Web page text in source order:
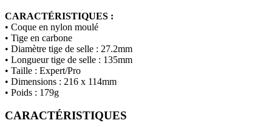
CARACTÉRISTIQUES :
• Coque en nylon moulé
• Tige en carbone
• Diamètre tige de selle : 27.2mm
• Longueur tige de selle : 135mm
• Taille : Expert/Pro
• Dimensions : 216 x 114mm
• Poids : 179g
CARACTÉRISTIQUES